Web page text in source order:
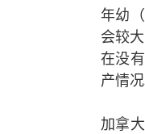
年幼
会较
在没
产情况
加拿